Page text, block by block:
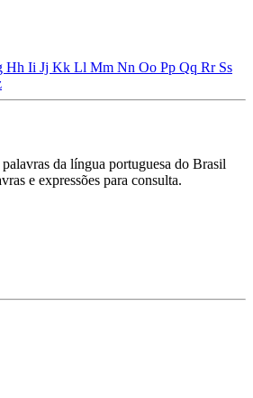
Hh Ii Jj Kk Ll Mm Nn Oo Pp Qq Rr Ss
da língua portuguesa do Brasil
e expressões para consulta.